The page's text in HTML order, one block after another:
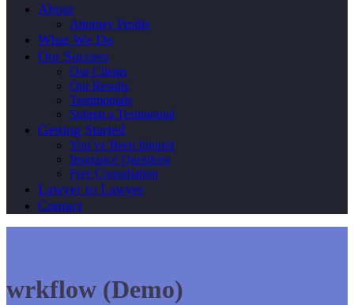
About
Attorney Profile
What We Do
Our Success
Our Clients
Our Results
Testimonials
Submit a Testimonial
Getting Started
You’ve Been Injured
Insurance Questions
Free Consultation
Lawyer to Lawyer
Contact
wrkflow (Demo)